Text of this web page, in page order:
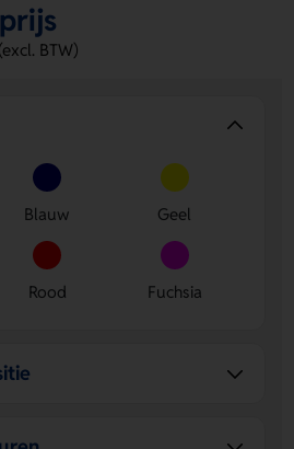
Strand Parasol
ontwerp
op Paneel 1, Segment 2,
4.
- Dankzij de draagtas neem je de
BTW)
Blauw Geel
Rood Fuchsia